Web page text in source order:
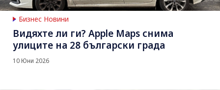
Бизнес Новини
Видяхте ли ги? Apple Maps снима
улиците на 28 български града
10 Юни 2026